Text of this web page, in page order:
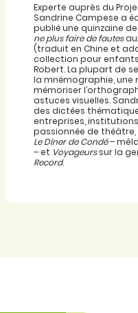
Experte auprès du
Sandrine Campese a
publié une quinzaine
ne plus faire de fautes
(traduit en Chine et
collection pour
Robert. La plupart de
la mnémographie,
mémoriser
astuces visuelles.
des dictées
entreprises,
passionnée de
Le Dîner de Condé–
– et Voyageurssur la
Record.